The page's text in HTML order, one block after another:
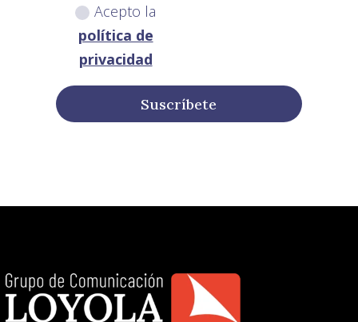
Acepto la
política de
privacidad
Suscríbete